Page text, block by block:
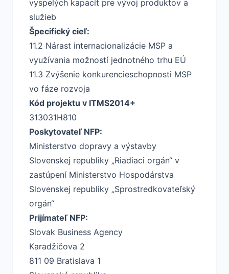
vyspelých kapacít pre vývoj produktov a
služieb
Špecifický cieľ:
11.2 Nárast internacionalizácie MSP a
využívania možností jednotného trhu EÚ
11.3 Zvýšenie konkurencieschopnosti MSP
vo fáze rozvoja
Kód projektu v ITMS2014+
313031H810
Poskytovateľ NFP:
Ministerstvo dopravy a výstavby
Slovenskej republiky „Riadiaci orgán“ v
zastúpení Ministerstvo Hospodárstva
Slovenskej republiky „Sprostredkovateľský
orgán“
Prijímateľ NFP:
Slovak Business Agency
Karadžičova 2
811 09 Bratislava 1